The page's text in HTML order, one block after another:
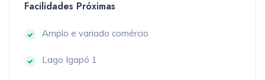
Facilidades Próximas
Amplo e variado comércio
Lago Igapó 1